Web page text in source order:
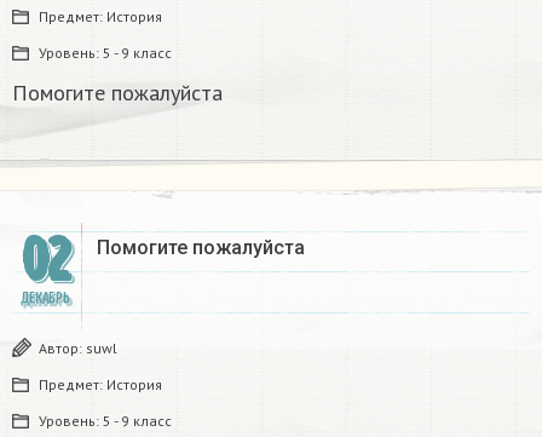
Предмет: История
Уровень: 5 - 9 класс
Помогите пожалуйста
02
ДЕКАБРЬ
Помогите пожалуйста
Автор: suwl
Предмет: История
Уровень: 5 - 9 класс